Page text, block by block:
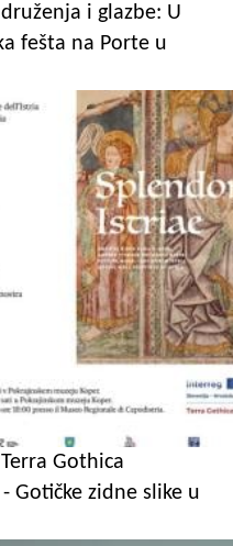
i glazbe: U
fešta na Porte u
Gothica
Gotičke zidne slike u